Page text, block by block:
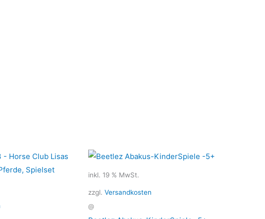
inkl. 19 % MwSt.
zzgl. Versandkosten
@